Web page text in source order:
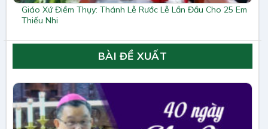
Giáo Xứ Điềm Thụy: Thánh Lễ Rước Lễ Lần Đầu Cho 25 Em
Thiếu Nhi
BÀI ĐỀ XUẤT